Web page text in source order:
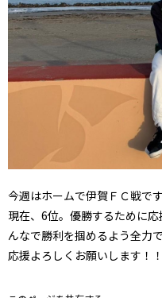
今週はホームで伊賀ＦＣ戦です
現在、6位。優勝するために
んなで勝利を掴めるよう全力
応援よろしくお願いします！！